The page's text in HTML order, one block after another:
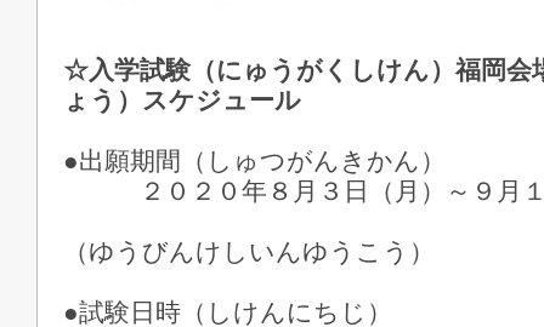
☆入学試験（にゅうがくしけん）福岡会
ょう）スケジュール
●出願期間（しゅつがんきかん）
２０２０年８月３日（月）～９月
（ゆうびんけしいんゆうこう）
●試験日時（しけんにちじ）